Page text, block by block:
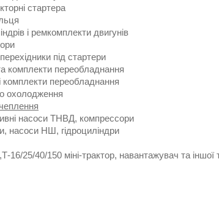
стартера
і ремкомплекти двигунів
під стартери
комплекти переобладнання
комплекти переобладнання
охолодження
насоси ТНВД, компрессори
насоси НШ, гідроциліндри
25/40/150 міні-трактор, навантажувач та іншої